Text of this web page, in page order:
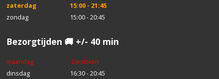
zaterdag
15:00 - 21:45
zondag
15:00 - 20:45
Bezorgtijden 🚚 +/- 40 min
maandag
Gesloten
dinsdag
16:30 - 20:45